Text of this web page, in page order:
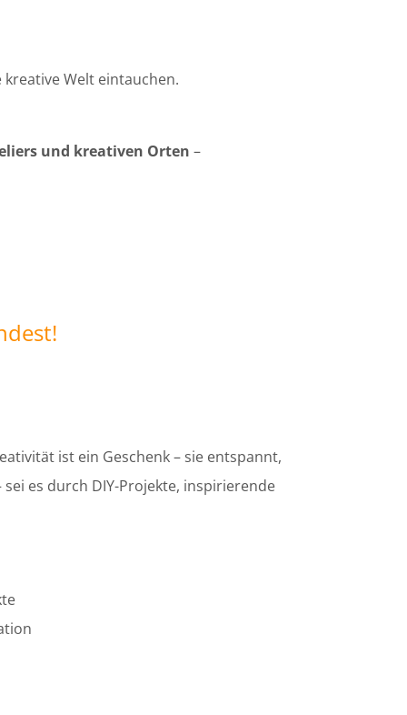
Welt eintauchen.
und kreativen Orten –
ist ein Geschenk – sie entspannt,
es durch DIY-Projekte, inspirierende